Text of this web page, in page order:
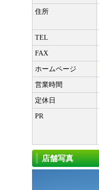
住所
TEL
FAX
ホームページ
営業時間
定休日
PR
店舗写真